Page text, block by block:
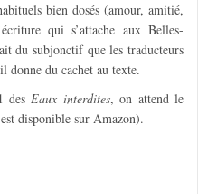
bien dosés (amour, amitié,
qui s’attache aux Belles-
du subjonctif que les traducteurs
donne du cachet au texte.
desEaux interdites, on attend le
disponible sur Amazon).